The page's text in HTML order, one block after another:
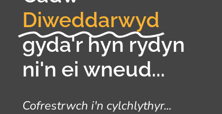
Diweddarwyd
gyda'r hyn rydyn
ni'n ei wneud...
Cofrestrwch i'n cylchlythyr...